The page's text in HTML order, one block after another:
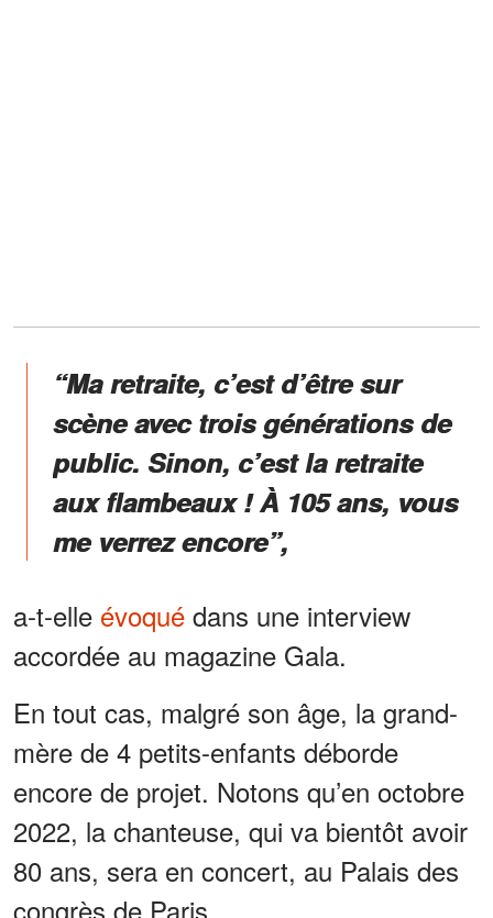
“Ma retraite, c’est d’être sur
scène avec trois générations de
public. Sinon, c’est la retraite
aux flambeaux ! À 105 ans, vous
me verrez encore”,
a-t-elle évoqué dans une interview
accordée au magazine Gala.
En tout cas, malgré son âge, la grand-
mère de 4 petits-enfants déborde
encore de projet. Notons qu’en octobre
2022, la chanteuse, qui va bientôt avoir
80 ans, sera en concert, au Palais des
congrès de Paris.